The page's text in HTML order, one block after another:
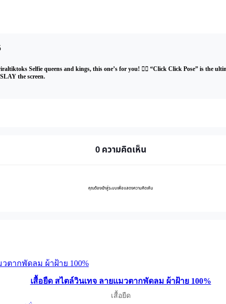
Selfie queens and kings, this one’s for you! 💁‍♀️ “Click Click Pose” is the
the screen.
0 ความคิดเห็น
คุณต้องเข้าสู่ระบบเพื่อแสดงความคิดเห็น
เสื้อยืด สไตล์วินเทจ ลายแมวตากพัดลม ผ้าฝ้าย 100%
เสื้อยืด